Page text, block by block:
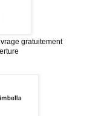
gratuitement